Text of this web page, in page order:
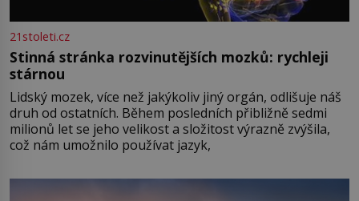
21stoleti.cz
Stinná stránka rozvinutějších mozků: rychleji
stárnou
Lidský mozek, více než jakýkoliv jiný orgán, odlišuje náš
druh od ostatních. Během posledních přibližně sedmi
milionů let se jeho velikost a složitost výrazně zvýšila,
což nám umožnilo používat jazyk,